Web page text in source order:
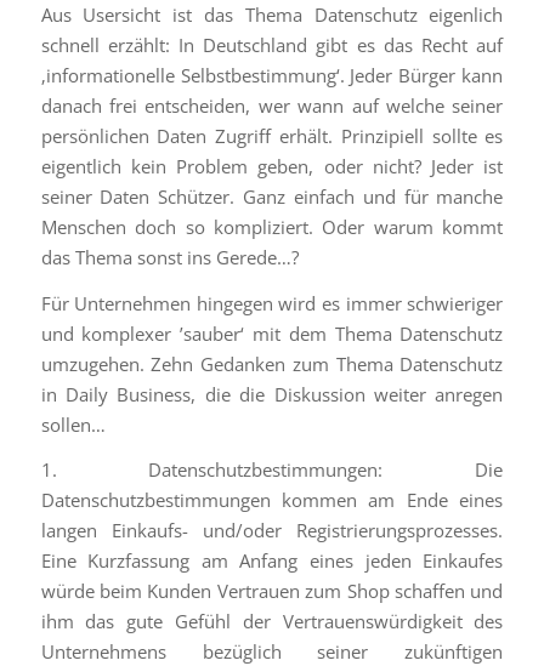
Aus Usersicht ist das Thema Datenschutz eigenlich
schnell erzählt: In Deutschland gibt es das Recht auf
‚informationelle Selbstbestimmung‘. Jeder Bürger kann
danach frei entscheiden, wer wann auf welche seiner
persönlichen Daten Zugriff erhält. Prinzipiell sollte es
eigentlich kein Problem geben, oder nicht? Jeder ist
seiner Daten Schützer. Ganz einfach und für manche
Menschen doch so kompliziert. Oder warum kommt
das Thema sonst ins Gerede…?
Für Unternehmen hingegen wird es immer schwieriger
und komplexer ’sauber‘ mit dem Thema Datenschutz
umzugehen. Zehn Gedanken zum Thema Datenschutz
in Daily Business, die die Diskussion weiter anregen
sollen…
1. Datenschutzbestimmungen: Die
Datenschutzbestimmungen kommen am Ende eines
langen Einkaufs- und/oder Registrierungsprozesses.
Eine Kurzfassung am Anfang eines jeden Einkaufes
würde beim Kunden Vertrauen zum Shop schaffen und
ihm das gute Gefühl der Vertrauenswürdigkeit des
Unternehmens bezüglich seiner zukünftigen